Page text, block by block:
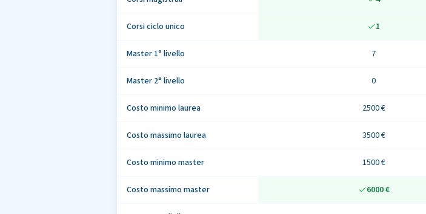
Corsi ciclo unico 1
Master 1° livello 7
Master 2° livello 0
Costo minimo laurea 2500 €
Costo massimo laurea 3500 €
Costo minimo master 1500 €
Costo massimo master 6000 €